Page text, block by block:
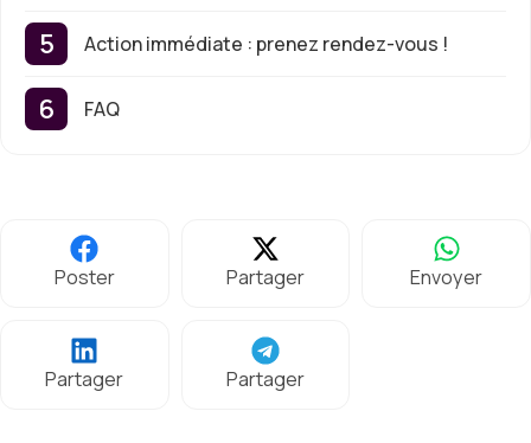
Action immédiate : prenez rendez-vous !
FAQ
Poster Partager Envoyer
Partager Partager